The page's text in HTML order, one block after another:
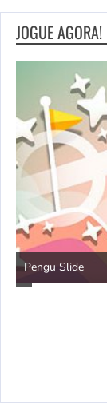
JOGUE AGORA!
Pengu Slide